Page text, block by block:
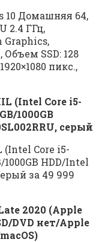
10 Домашняя 64,
2.4 ГГц,
Graphics,
SSD: 128
пикс.,
(Intel Core i5-
1000GB
серый
(Intel Core i5-
1000GB HDD/Intel
за 49 999
2020 (Apple
DVD нет/Apple